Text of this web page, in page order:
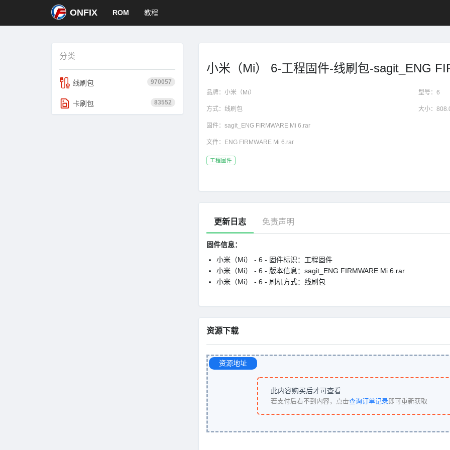
ONFIX ROM 教程
分类
970057
线刷包
83552
卡刷包
小米（Mi） 6-工程固件-线刷包-sagit_ENG
品牌： 小米（Mi） 型号：6
方式： 线刷包 大小：
固件： sagit_ENG FIRMWARE Mi 6.rar
文件： ENG FIRMWARE Mi 6.rar
工程固件
更新日志 免责声明
固件信息：
小米（Mi） - 6 - 固件标识：工程固件
小米（Mi） - 6 - 版本信息：sagit_ENG FIRMWARE Mi 6.rar
小米（Mi） - 6 - 刷机方式：线刷包
资源下载
资源地址
此内容购买后才可查看
若支付后看不到内容，点击查询订单记录即可重新获取